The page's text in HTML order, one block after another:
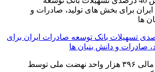
40 درصدی تسهیلات بانک توسعه صادرات ایران برای
صادرات و دانش بنیان ها